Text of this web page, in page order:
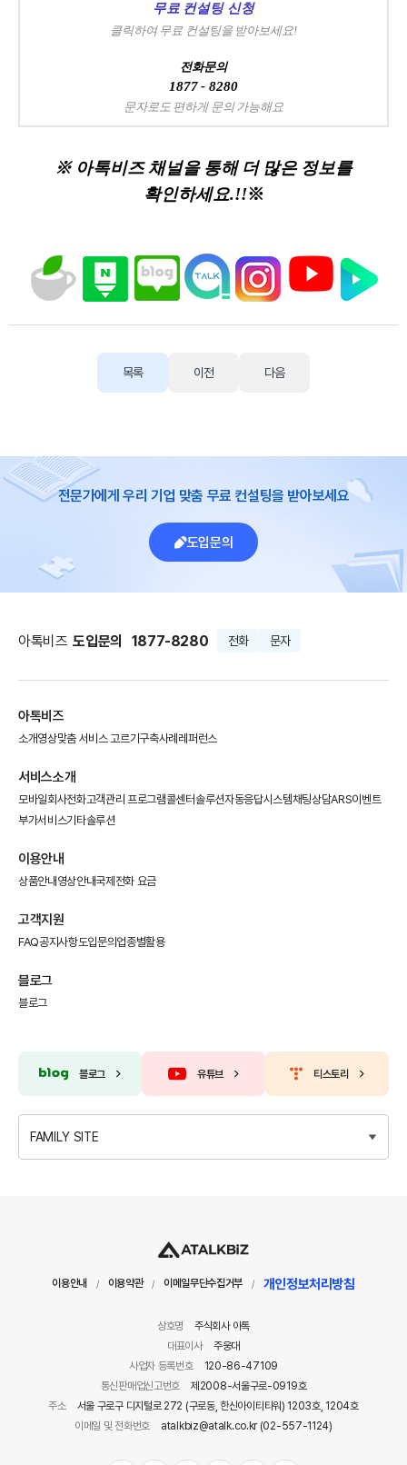
무료 컨설팅 신청
클릭하여 무료 컨설팅을 받아보세요!
전화문의
1877 - 8280
문자로도 편하게 문의 가능해요
※ 아톡비즈 채널을 통해 더 많은 정보를
확인하세요.!!※
목록 이전 다음
전문가에게 우리 기업 맞춤 무료 컨설팅을 받아보세요
도입문의
아톡비즈 도입문의 1877-8280 전화 문자
아톡비즈
소개영상맞춤 서비스 고르기구축사례 레퍼런스
서비스소개
모바일회사전화고객관리 프로그램콜센터솔루션자동응답시스템채팅상담ARS이벤트
부가서비스기타솔루션
이용안내
상품안내 영상안내국제전화 요금
고객지원
FAQ공지사항도입문의 업종별활용
블로그
블로그
블로그 유튜브 티스토리
FAMILY SITE
이용안내 / 이용약관 / 이메일무단수집거부 / 개인정보처리방침
상호명
주식회사 아톡
대표이사
주웅대
사업자 등록번호
120-86-47109
통신판매업신고번호
제2008-서울구로-0919호
주소
서울 구로구 디지털로 272 (구로동, 한신아이티타워) 1203호, 1204호
이메일 및 전화번호
atalkbiz@atalk.co.kr (02-557-1124)